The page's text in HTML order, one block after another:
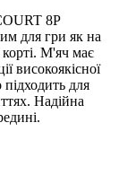
8P
для гри як на
М'яч має
високоякісної
для
Надійна